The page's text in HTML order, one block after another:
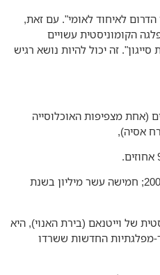
לאיחוד לאומי". עם זאת,
עשויים
זה יכול להיות נושא רגיש
מצפיפות האוכלוסייה
תיירים: שני מיליון בשנת 2000; חמישה עשר מיליון בשנת
וייטנאם (בירת האנוי), היא
החדשות ששרדו